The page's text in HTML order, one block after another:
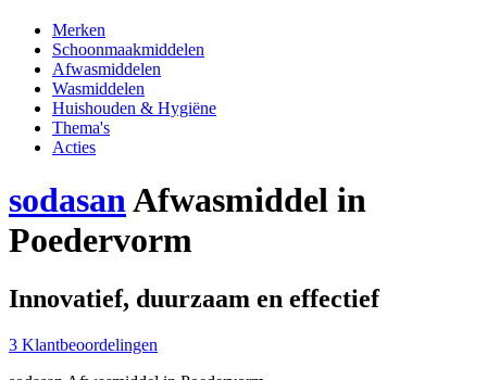
Merken
Schoonmaakmiddelen
Afwasmiddelen
Wasmiddelen
Huishouden & Hygiëne
Thema's
Acties
sodasanAfwasmiddel in
Poedervorm
Innovatief, duurzaam en effectief
3 Klantbeoordelingen